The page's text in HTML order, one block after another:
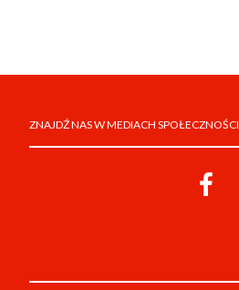
ZNAJDŹ NAS W MEDIACH